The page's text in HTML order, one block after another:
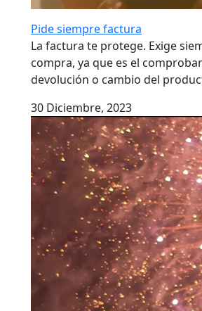
Pide siempre factura
La factura te protege. Exige
compra, ya que es el
devolución o cambio del
30 Diciembre, 2023